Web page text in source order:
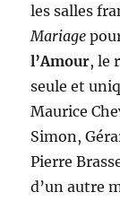
les salles
Mariage
l’Amour, le
seule et
Maurice
Simon,
Pierre
d’un autre